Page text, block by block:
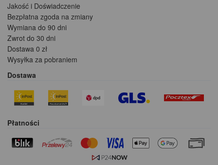
Jakość i Doświadczenie
Bezpłatna zgoda na zmiany
Wymiana do 90 dni
Zwrot do 30 dni
Dostawa 0 zł
Wysyłka za pobraniem
Dostawa
Płatności